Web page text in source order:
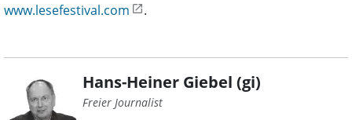
www.lesefestival.com
.
Hans-Heiner Giebel (gi)
Freier Journalist